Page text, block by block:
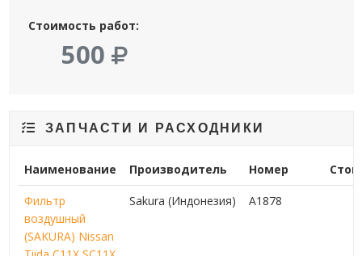
Стоимость работ:
500
ЗАПЧАСТИ И РАСХОДНИКИ
Наименование Производитель Номер
Фильтр
воздушный
(SAKURA) Nissan
Sakura (Индонезия) A1878